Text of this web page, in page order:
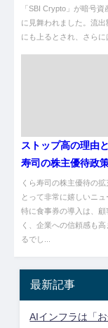
「SBI Crypto」が暗号
に見舞われました。流出
にも上るとされ、さらに
ストップ高の理由
寿司の株主優待政
す未来
くら寿司の株主優待の拡
とって非常に嬉しいニュ
特に食事券の導入は、顧
く、企業への信頼感も
るでし...
最新記事
AIインフラは「